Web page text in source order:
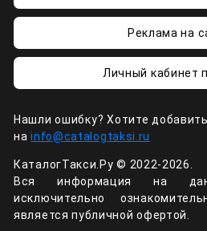
Реклама на
Личный кабинет
Нашли ошибку? Хотите
наinfo@catalogtaksi.ru
КаталогТакси.Ру © 2022-2026.
Вся информация на
исключительно
является публичной офертой.